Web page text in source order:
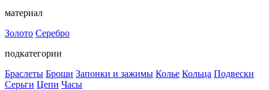
материал
Золото Серебро
подкатегории
Браслеты Броши Запонки и зажимы Колье Кольца Подвески
Серьги Цепи Часы